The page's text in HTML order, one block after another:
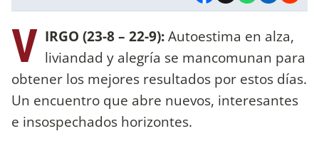
V IRGO (23-8 – 22-9):Autoestima en alza,
liviandad y alegría se mancomunan para
obtener los mejores resultados por estos días.
Un encuentro que abre nuevos, interesantes
e insospechados horizontes.